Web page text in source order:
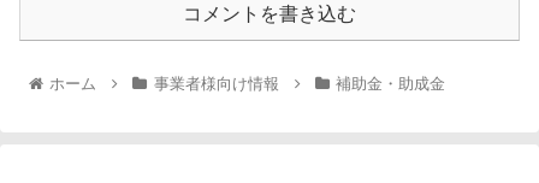
コメントを書き込む
ホーム 事業者様向け情報 補助金・助成金